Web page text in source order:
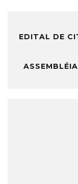
EDITAL DE